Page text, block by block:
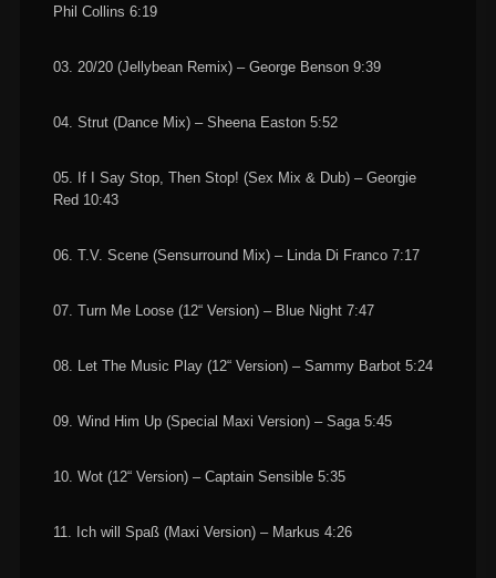
Phil Collins 6:19
03. 20/20 (Jellybean Remix) – George Benson 9:39
04. Strut (Dance Mix) – Sheena Easton 5:52
05. If I Say Stop, Then Stop! (Sex Mix & Dub) – Georgie
Red 10:43
06. T.V. Scene (Sensurround Mix) – Linda Di Franco 7:17
07. Turn Me Loose (12“ Version) – Blue Night 7:47
08. Let The Music Play (12“ Version) – Sammy Barbot 5:24
09. Wind Him Up (Special Maxi Version) – Saga 5:45
10. Wot (12“ Version) – Captain Sensible 5:35
11. Ich will Spaß (Maxi Version) – Markus 4:26